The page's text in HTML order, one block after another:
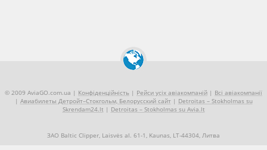
© 2009 AviaGO.com.ua | Конфіденційність | Рейси усіх авіакомпаній | Всі авіакомпанії
| Авиабилеты Детройт–Стокгольм, Белорусский сайт| Detroitas – Stokholmas su
Skrendam24.lt | Detroitas – Stokholmas su Avia.lt
ЗАО Baltic Clipper, Laisvės al. 61-1, Kaunas, LT-44304, Литва